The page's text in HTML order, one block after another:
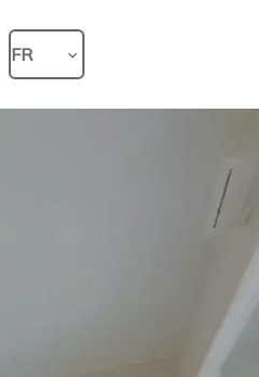
FR